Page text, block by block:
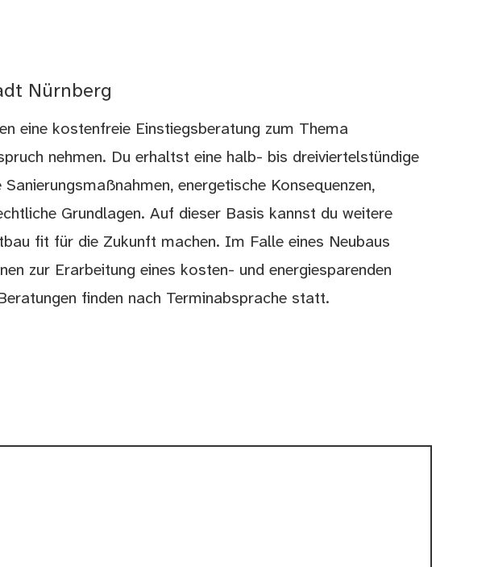
Nürnberg
eine kostenfreie Einstiegsberatung zum Thema
nehmen. Du erhaltst eine halb- bis dreiviertelstündige
energetische Konsequenzen,
Grundlagen. Auf dieser Basis kannst du weitere
fit für die Zukunft machen. Im Falle eines Neubaus
zur Erarbeitung eines kosten- und energiesparenden
finden nach Terminabsprache statt.